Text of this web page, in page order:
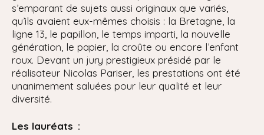
s’emparant de sujets aussi originaux que variés,
qu’ils avaient eux-mêmes choisis : la Bretagne, la
ligne 13, le papillon, le temps imparti, la nouvelle
génération, le papier, la croûte ou encore l’enfant
roux. Devant un jury prestigieux présidé par le
réalisateur Nicolas Pariser, les prestations ont été
unanimement saluées pour leur qualité et leur
diversité.
Les lauréats :